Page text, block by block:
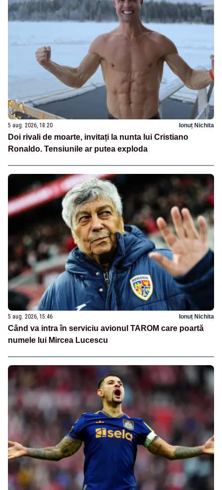
5 aug. 2026, 18:20 Ionuț Nichita
Doi rivali de moarte, invitați la nunta lui Cristiano
Ronaldo. Tensiunile ar putea exploda
5 aug. 2026, 15:46 Ionuț Nichita
Când va intra în serviciu avionul TAROM care poartă
numele lui Mircea Lucescu